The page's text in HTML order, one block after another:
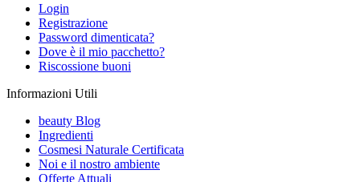
Login
Registrazione
Password dimenticata?
Dove è il mio pacchetto?
Riscossione buoni
Informazioni Utili
beauty Blog
Ingredienti
Cosmesi Naturale Certificata
Noi e il nostro ambiente
Offerte Attuali